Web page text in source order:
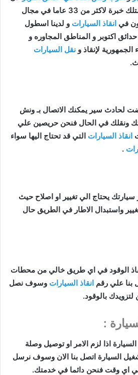
اوناشنا قريبة منك , كما نمتلك خبرة لاكثر من 33 عاما في مجال
في انقاذ السيارات و لدينا اسطول
اكتوبر و المناطق المجاوره و
لإنقاذ و نقل السيارات
لحادث سير يمكنك الاتصال بـ ونش
ونقلك في الحال فنحن حريصين علي
انقاذ السيارات التي قد تحتاج اليها سواء
.
سيارتك يحتاج الي تغيير او اصلاح حيث
واستبدال الاطار في الطريق حال
الوقود في اي طريق خالي من محطات
بنا علي رقم انقاذ السيارات وسوف نصل
بالوقود.
:
اذا لزم الامر او توصيل وصلة
السيارة اتصل بنا الان وسوف نرسل
اي وقت فنحن دائما في خدمتك.